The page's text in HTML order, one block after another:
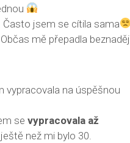
Často jsem se cítila sama
mě přepadla beznaděj
vypracovala na úspěšnou
sevypracovala až
než mi bylo 30.